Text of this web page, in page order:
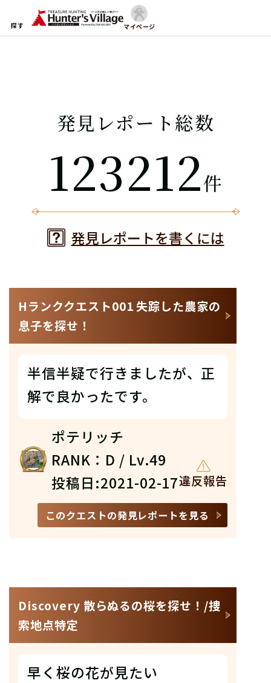
探す マイページ
発見レポート総数
123212件
発見レポートを書くには
Hランククエスト001 失踪した農家の
息子を探せ！
半信半疑で行きましたが、正
解で良かったです。
ポテリッチ
RANK：D / Lv.49
投稿日:2021-02-17違反報告
このクエストの発見レポートを見る
Discovery 散らぬるの桜を探せ！/捜
索地点特定
早く桜の花が見たい